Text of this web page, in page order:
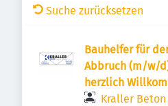
Suche zurücksetzen
Bauhelfer für
Abbruch (m/w/
herzlich
Kraller Beton